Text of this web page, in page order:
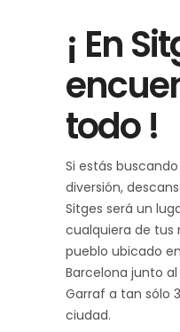
¡ En
todo !
Si estás
diversión,
Sitges será un
cualquiera de tus
pueblo ubicado
Barcelona junto
Garraf a tan sólo
ciudad.